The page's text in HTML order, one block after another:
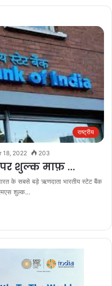
राष्ट्रीय
18, 2022 203
पर शुल्क माफ़ …
के सबसे बड़े ऋणदाता भारतीय स्टेट बैंक
शुल्क…